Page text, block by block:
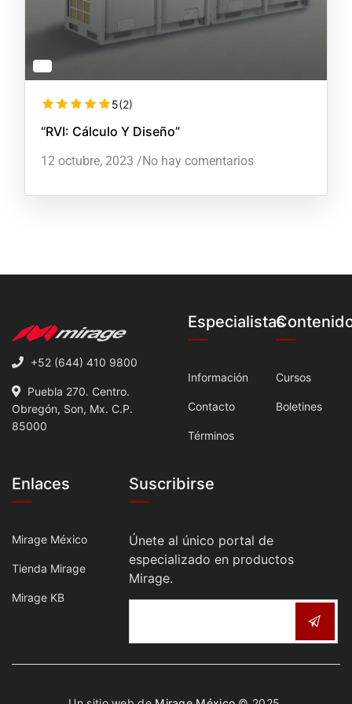
5(2)
“RVI: Cálculo Y Diseño”
12 octubre, 2023 /No hay comentarios
+52 (644) 410 9800
Puebla 270. Centro.
Obregón, Son, Mx. C.P.
85000
Especialistas
Información
Contacto
Términos
Cursos
Boletines
Enlaces
Mirage México
Tienda Mirage
Mirage KB
Suscribirse
Únete al único portal de
especializado en productos
Mirage.